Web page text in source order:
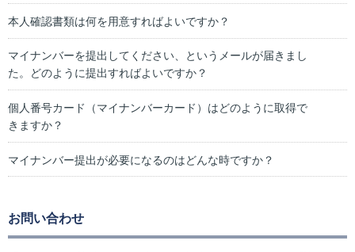
本人確認書類は何を用意すればよいですか？
マイナンバーを提出してください、というメールが届きまし
た。どのように提出すればよいですか？
個人番号カード（マイナンバーカード）はどのように取得で
きますか？
マイナンバー提出が必要になるのはどんな時ですか？
お問い合わせ